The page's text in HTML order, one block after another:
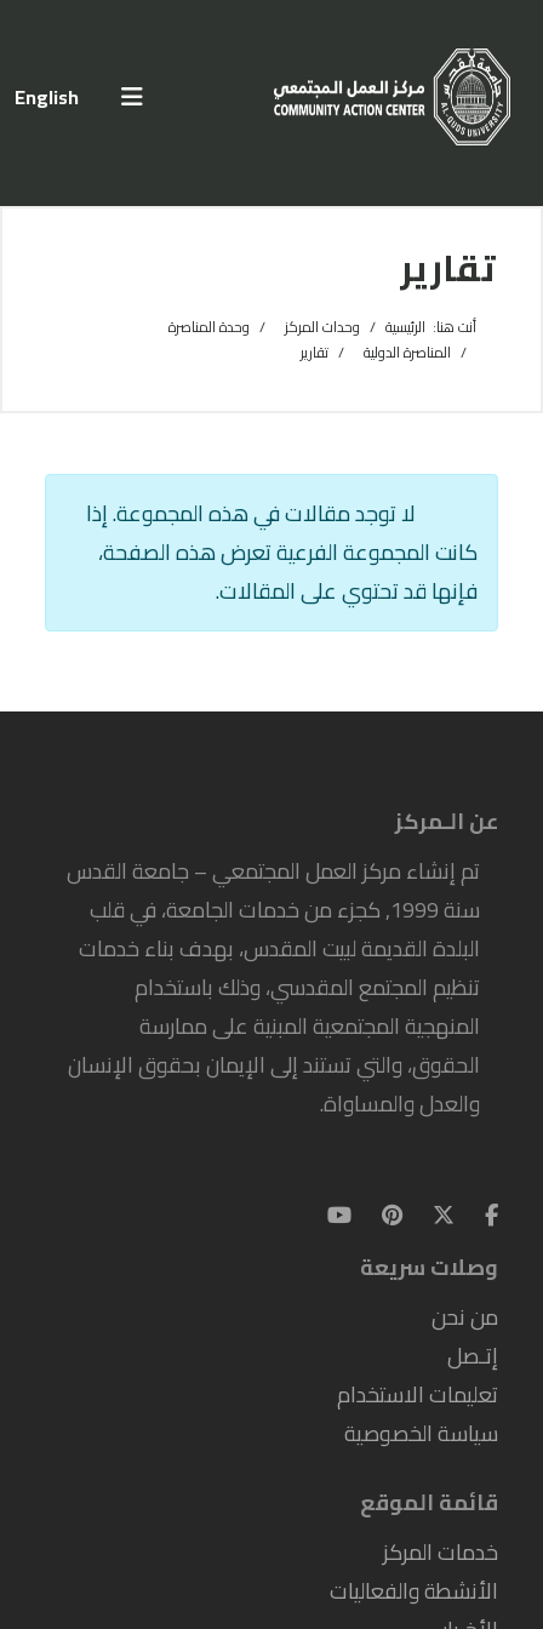
اختر لغتك
English
تقارير
أنت هنا: الرئيسية وحدات المركز
وحدة المناصرة
المناصرة الدولية
تقارير
عدد الإظهارات:
المعلومات
لا توجد مقالات في هذه المجموعة. إذا
كانت المجموعة الفرعية تعرض هذه الصفحة،
فإنها قد تحتوي على المقالات.
عن الـمركز
تم إنشاء مركز العمل المجتمعي – جامعة القدس
سنة 1999, كجزء من خدمات الجامعة، في قلب
البلدة القديمة لبيت المقدس، بهدف بناء خدمات
تنظيم المجتمع المقدسي، وذلك باستخدام
المنهجية المجتمعية المبنية على ممارسة
الحقوق، والتي تستند إلى الإيمان بحقوق الإنسان
والعدل والمساواة.
وصلات سريعة
من نحن
إتـصل
تعليمات الاستخدام
سياسة الخصوصية
قائمة الموقع
خدمات المركز
الأنشطة والفعاليات